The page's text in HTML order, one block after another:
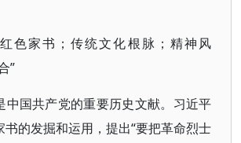
红色家书；传统文化根脉；精神风
”
中国共产党的重要历史文献。习近平
书的发掘和运用，提出“要把革命烈士